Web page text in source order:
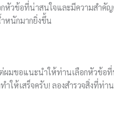
หัวข้อที่น่าสนใจและมีความสำคัญ
หนักมากยิ่งขึ้น
มขอแนะนำให้ท่านเลือกหัวข้อที่
ให้เสร็จครับ! ลองสำรวจสิ่งที่ท่